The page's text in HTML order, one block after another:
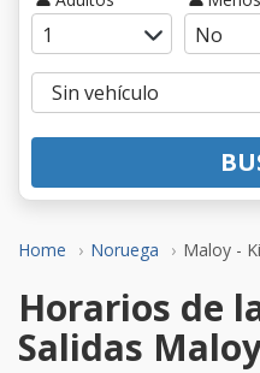
Home Noruega Maloy -
Horarios de
Salidas